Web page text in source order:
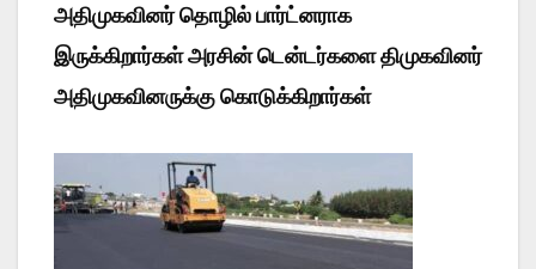
அதிமுகவினர் தொழில் பார்ட்னராக
இருக்கிறார்கள் அரசின் டென்டர்களை திமுகவினர்
அதிமுகவினருக்கு கொடுக்கிறார்கள்